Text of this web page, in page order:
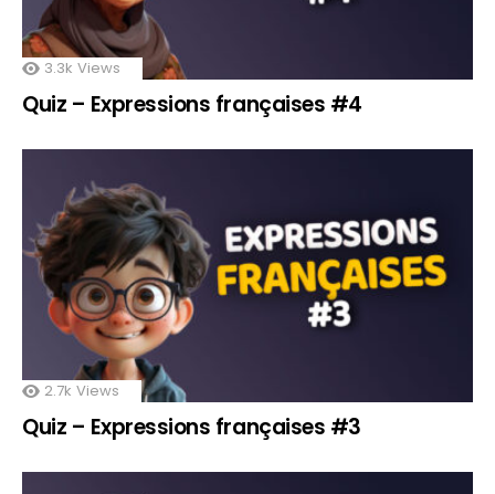
3.3k Views
Quiz – Expressions françaises #4
2.7k Views
Quiz – Expressions françaises #3